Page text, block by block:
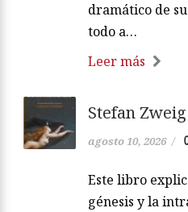
dramático de
todo a…
Leer más
Stefan
agosto 10, 2026 /
Este libro
génesis y la